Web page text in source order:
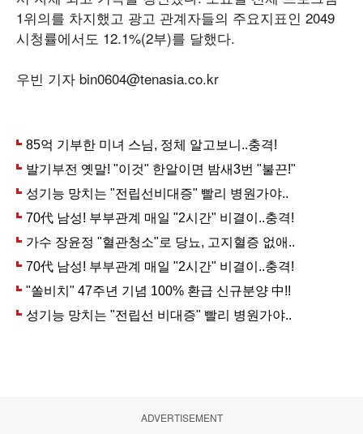
1위의를 차지했고 광고 관계자들의 주요지표인 2049
시청률에서도 12.1%(2부)를 달했다.
우빈 기자 bin0604@tenasia.co.kr
ADVERTISEMENT